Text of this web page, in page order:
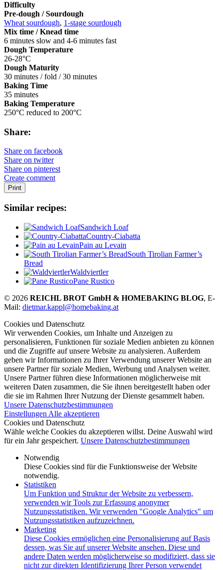
Difficulty
Pre-dough / Sourdough
Wheat sourdough, 1-stage sourdough
Mix time / Knead time
6 minutes slow and 4-6 minutes fast
Dough Temperature
26-28°C
Dough Maturity
30 minutes / fold / 30 minutes
Baking Time
35 minutes
Baking Temperature
250°C reduced to 200°C
Share:
Share on facebook
Share on twitter
Share on pinterest
Create comment
Print
Similar recipes:
Sandwich Loaf
Country-Ciabatta
Pain au Levain
South Tirolian Farmer’s
Bread
Waldviertler
Pane Rustico
© 2026 REICHL BROT GmbH & HOMEBAKING BLOG, E-
Mail: dietmar.kappl@homebaking.at
Cookies und Datenschutz
Wir verwenden Cookies, um Inhalte und Anzeigen zu
personalisieren, Funktionen für soziale Medien anbieten zu können
und die Zugriffe auf unsere Website zu analysieren. Außerdem
geben wir Informationen zu Ihrer Verwendung unserer Website an
unsere Partner für soziale Medien, Werbung und Analysen weiter.
Unsere Partner führen diese Informationen möglicherweise mit
weiteren Daten zusammen, die Sie ihnen bereitgestellt haben oder
die sie im Rahmen Ihrer Nutzung der Dienste gesammelt haben.
Unsere Datenschutzbestimmungen
Einstellungen Alle akzeptieren
Cookies und Datenschutz
Wähle welche Cookies du akzeptieren willst. Deine Auswahl wird
für ein Jahr gespeichert. Unsere Datenschutzbestimmungen
Notwendig
Diese Cookies sind für die Funktionsweise der Website
notwendig.
Statistiken
Um Funktion und Struktur der Website zu verbessern,
verwenden wir Tools zur Erfassung anonymer
Nutzungsstatistiken. Wir verwenden "Google Analytics" um
Nutzungsstatistiken aufzuzeichnen.
Marketing
Diese Cookies ermöglichen eine Personalisierung auf Basis
dessen, was Sie auf unserer Website ansehen. Diese und
andere Daten werden möglicherweise so modifiziert, dass sie
nicht zur direkten Identifizierung Ihrer Person verwendet